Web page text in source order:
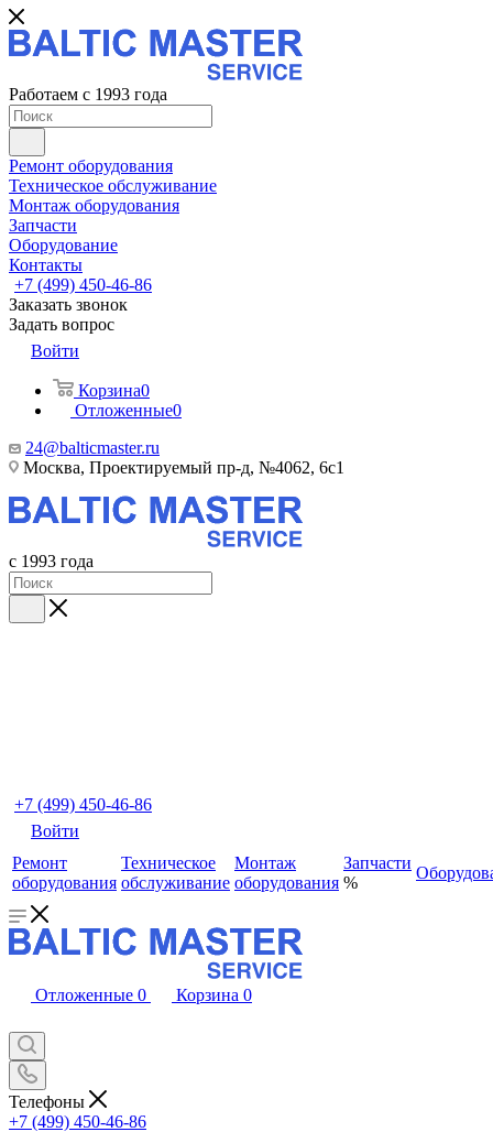
Работаем с 1993 года
Ремонт оборудования
Техническое обслуживание
Монтаж оборудования
Запчасти
Оборудование
Контакты
+7 (499) 450-46-86
Заказать звонок
Задать вопрос
Войти
Корзина0
Отложенные0
24@balticmaster.ru
Москва, Проектируемый пр-д, №4062, 6с1
с 1993 года
+7 (499) 450-46-86
Войти
Ремонт
оборудования
Техническое
обслуживание
Монтаж
оборудования
Запчасти
%
Отложенные 0 Корзина 0
Телефоны
+7 (499) 450-46-86